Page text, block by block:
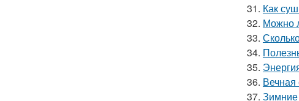
31. Как
32. Можно
33.
34.
35.
36. Вечная
37. Зимние